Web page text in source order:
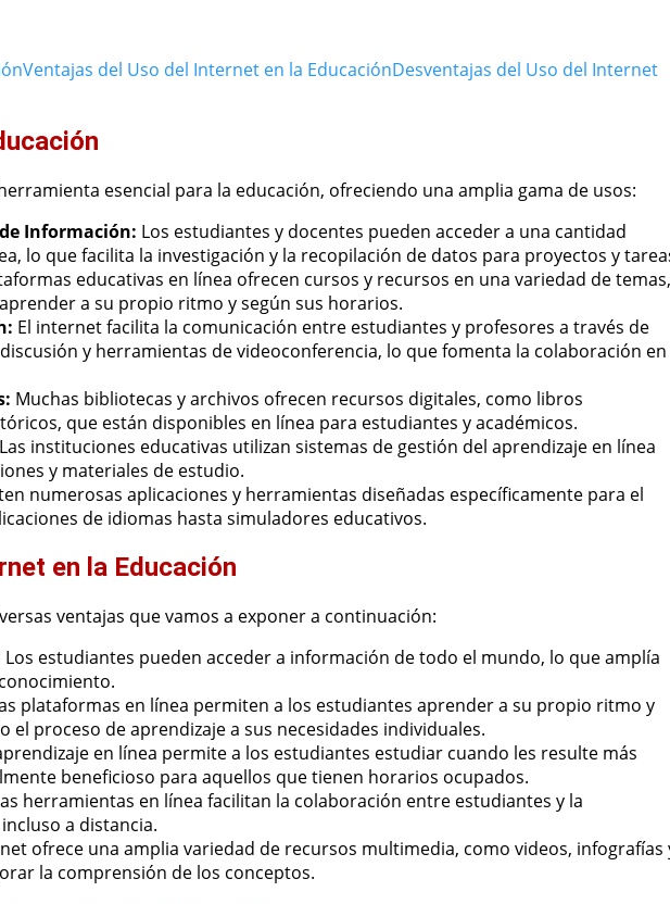
Ventajas del Uso del Internet en la EducaciónDesventajas del Uso del Internet
esencial para la educación, ofreciendo una amplia gama de usos:
Información: Los estudiantes y docentes pueden acceder a una cantidad
lo que facilita la investigación y la recopilación de datos para proyectos y
educativas en línea ofrecen cursos y recursos en una variedad de temas,
a su propio ritmo y según sus horarios.
El internet facilita la comunicación entre estudiantes y profesores a través de
y herramientas de videoconferencia, lo que fomenta la colaboración en
Muchas bibliotecas y archivos ofrecen recursos digitales, como libros
que están disponibles en línea para estudiantes y académicos.
Las instituciones educativas utilizan sistemas de gestión del aprendizaje en línea
y materiales de estudio.
numerosas aplicaciones y herramientas diseñadas específicamente para el
de idiomas hasta simuladores educativos.
en la Educación
ventajas que vamos a exponer a continuación:
Los estudiantes pueden acceder a información de todo el mundo, lo que amplía
plataformas en línea permiten a los estudiantes aprender a su propio ritmo y
el proceso de aprendizaje a sus necesidades individuales.
en línea permite a los estudiantes estudiar cuando les resulte más
beneficioso para aquellos que tienen horarios ocupados.
herramientas en línea facilitan la colaboración entre estudiantes y la
a distancia.
ofrece una amplia variedad de recursos multimedia, como videos, infografías
la comprensión de los conceptos.